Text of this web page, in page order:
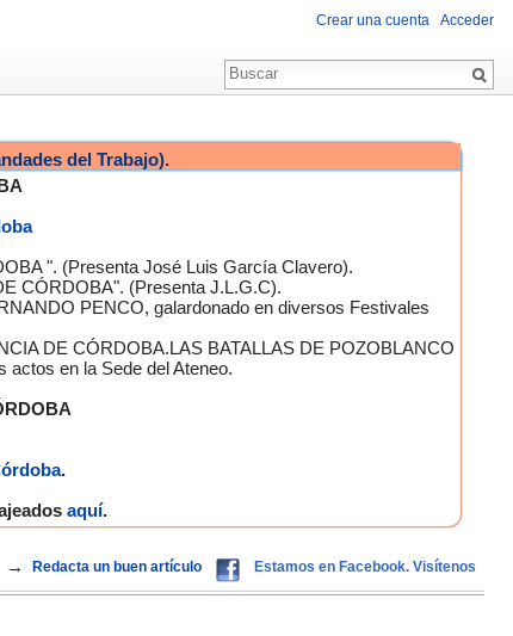
del Trabajo).
". (Presenta José Luis García Clavero).
CÓRDOBA". (Presenta J.L.G.C).
PENCO, galardonado en diversos Festivales
DE CÓRDOBA.LAS BATALLAS DE POZOBLANCO
en la Sede del Ateneo.
.
aquí.
→ Redacta un buen artículo Estamos en Facebook. Visítenos
Crear una cuenta Acceder